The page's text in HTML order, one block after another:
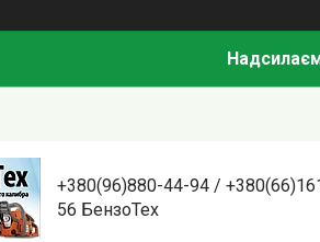
+380(96)880-44-94 /
56 БензоТех